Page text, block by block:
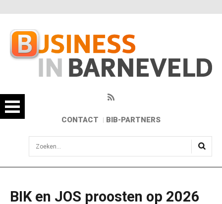
CONTACT BIB-PARTNERS
sisea.search
BIK en JOS proosten op 2026